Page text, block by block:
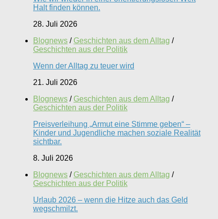
Halt finden können.
28. Juli 2026
Blognews / Geschichten aus dem Alltag /
Geschichten aus der Politik
Wenn der Alltag zu teuer wird
21. Juli 2026
Blognews / Geschichten aus dem Alltag /
Geschichten aus der Politik
Preisverleihung „Armut eine Stimme geben“ –
Kinder und Jugendliche machen soziale Realität
sichtbar.
8. Juli 2026
Blognews / Geschichten aus dem Alltag /
Geschichten aus der Politik
Urlaub 2026 – wenn die Hitze auch das Geld
wegschmilzt.